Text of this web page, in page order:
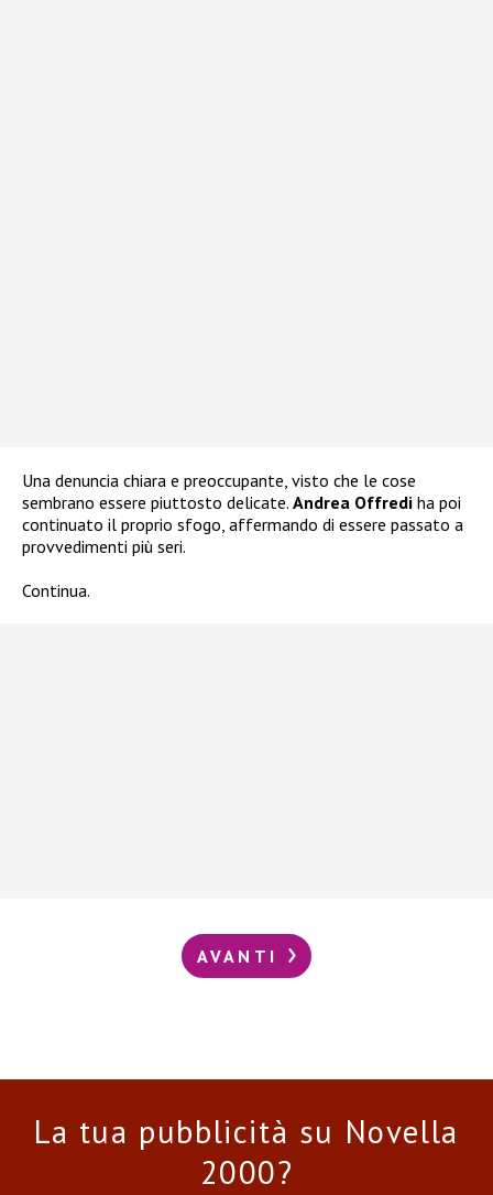
Una denuncia chiara e preoccupante, visto che le cose
sembrano essere piuttosto delicate. Andrea Offredi ha poi
continuato il proprio sfogo, affermando di essere passato a
provvedimenti più seri.
Continua.
AVANTI
La tua pubblicità su Novella
2000?